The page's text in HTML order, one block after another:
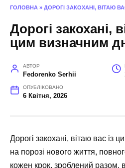
ГОЛОВНА » ДОРОГІ ЗАКОХАНІ, ВІТАЮ
Дорогі закохані,
цим визначним
АВТОР
Fedorenko Serhii
ОПУБЛІКОВАНО
6 Квітня, 2026
Дорогі закохані, вітаю вас із
на порозі нового життя,
кожен крок, зроблений разом,